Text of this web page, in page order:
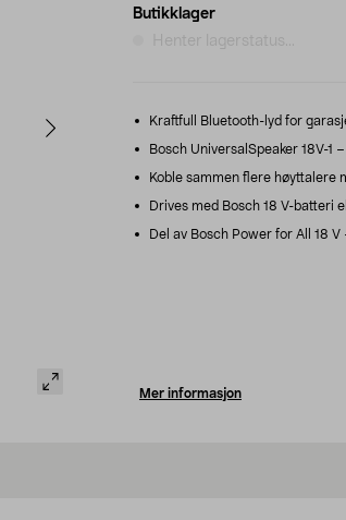
Butikklager
Henter lagerstatus...
Kraftfull Bluetooth-lyd for
Bosch UniversalSpeaker 18V-1
Koble sammen flere høyttalere
Drives med Bosch 18 V-batteri
Del av Bosch Power for All 18
Mer informasjon